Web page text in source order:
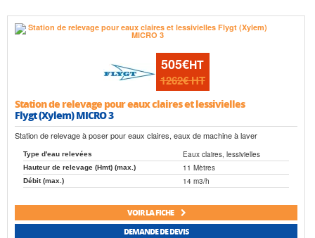
505€HT
1262€HT
Station de relevage pour eaux claires et lessivielles
Flygt (Xylem) MICRO 3
Station de relevage à poser pour eaux claires, eaux de machine à laver
Type d'eau relevées Eaux claires, lessivielles
Hauteur de relevage (Hmt) (max.) 11 Mètres
Débit (max.) 14 m3/h
VOIR LA FICHE
DEMANDE DE DEVIS